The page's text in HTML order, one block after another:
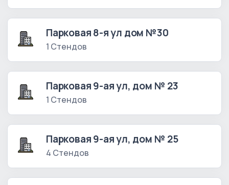
Парковая 8-я ул дом №30
1 Стендов
Парковая 9-ая ул, дом № 23
1 Стендов
Парковая 9-ая ул, дом № 25
4 Стендов